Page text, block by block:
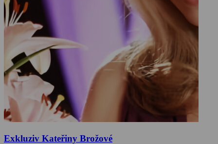
Exkluziv Kateřiny Brožové